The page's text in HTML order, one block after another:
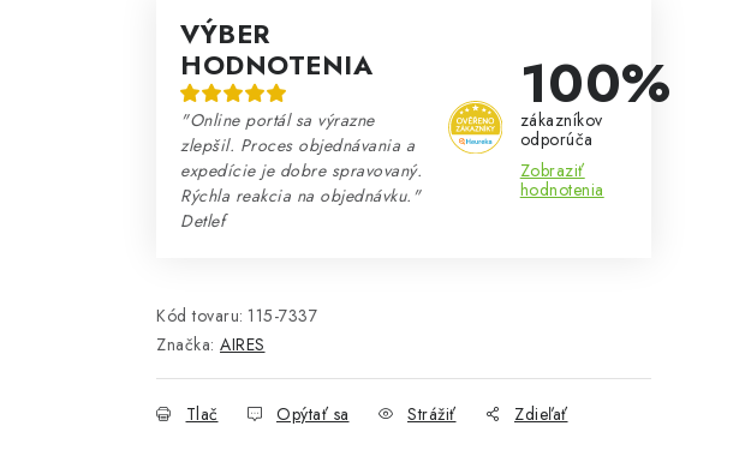
VÝBER
HODNOTENIA
"Online portál sa výrazne
zlepšil. Proces objednávania a
expedície je dobre spravovaný.
Rýchla reakcia na objednávku."
Detlef
100%
zákazníkov
odporúča
Zobraziť
hodnotenia
Kód tovaru: 115-7337
Značka: AIRES
Tlač Opýtať sa Strážiť Zdieľať